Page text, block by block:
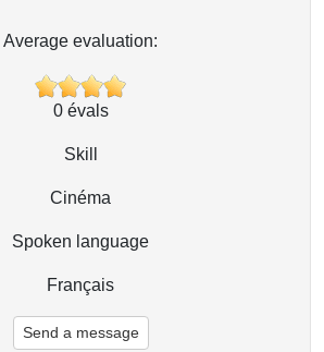
Average evaluation:
0évals
Skill
Cinéma
Spoken language
Français
Send a message